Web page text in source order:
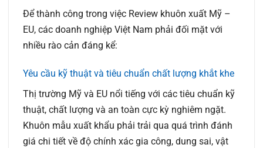
Để thành công trong việc Review khuôn xuất Mỹ –
EU, các doanh nghiệp Việt Nam phải đối mặt với
nhiều rào cản đáng kể:
Yêu cầu kỹ thuật và tiêu chuẩn chất lượng khắt khe
Thị trường Mỹ và EU nổi tiếng với các tiêu chuẩn kỹ
thuật, chất lượng và an toàn cực kỳ nghiêm ngặt.
Khuôn mẫu xuất khẩu phải trải qua quá trình đánh
giá chi tiết về độ chính xác gia công, dung sai, vật